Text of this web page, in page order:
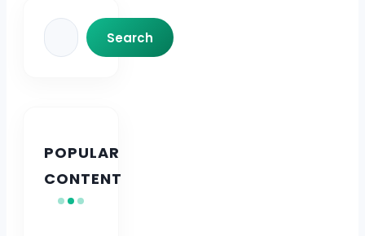
Search
Search
POPULAR
CONTENT